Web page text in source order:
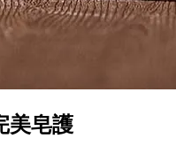
美皂護